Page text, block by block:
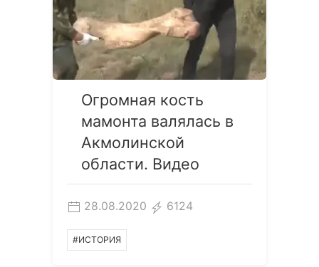
Огромная кость
мамонта валялась в
Акмолинской
области. Видео
28.08.2020 6124
#ИСТОРИЯ